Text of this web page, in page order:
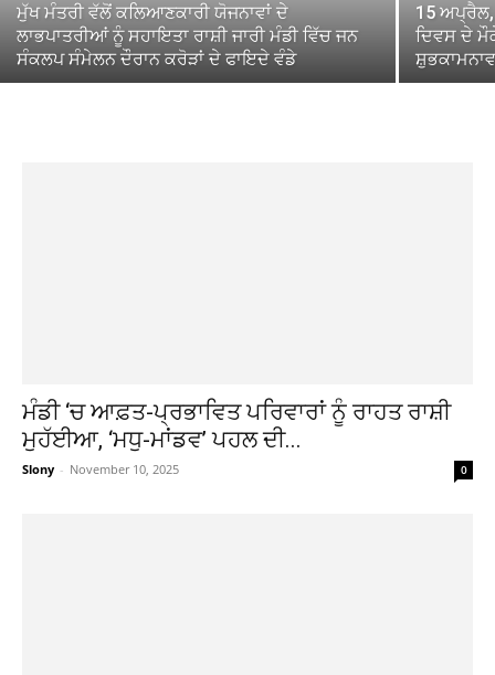
ਮੁੱਖ ਮੰਤਰੀ ਵੱਲੋਂ ਕਲਿਆਣਕਾਰੀ ਯੋਜਨਾਵਾਂ ਦੇ
ਲਾਭਪਾਤਰੀਆਂ ਨੂੰ ਸਹਾਇਤਾ ਰਾਸ਼ੀ ਜਾਰੀ ਮੰਡੀ ਵਿੱਚ ਜਨ
ਸੰਕਲਪ ਸੰਮੇਲਨ ਦੌਰਾਨ ਕਰੋੜਾਂ ਦੇ ਫਾਇਦੇ ਵੰਡੇ
15 ਅਪ੍ਰੈਲ,
ਦਿਵਸ ਦੇ
ਮੰਡੀ ‘ਚ ਆਫ਼ਤ-ਪ੍ਰਭਾਵਿਤ ਪਰਿਵਾਰਾਂ ਨੂੰ ਰਾਹਤ ਰਾਸ਼ੀ
ਮੁਹੱਈਆ, ‘ਮਧੁ-ਮਾਂਡਵ’ ਪਹਲ ਦੀ...
Slony - November 10, 2025 0